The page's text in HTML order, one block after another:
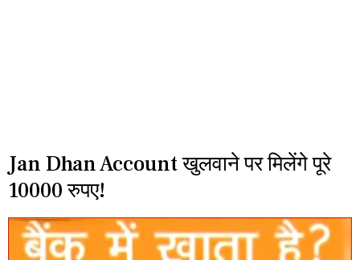
Jan Dhan Account खुलवाने पर मिलेंगे पूरे
10000 रुपए!